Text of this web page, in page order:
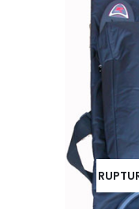
ACCESSOIRES XP